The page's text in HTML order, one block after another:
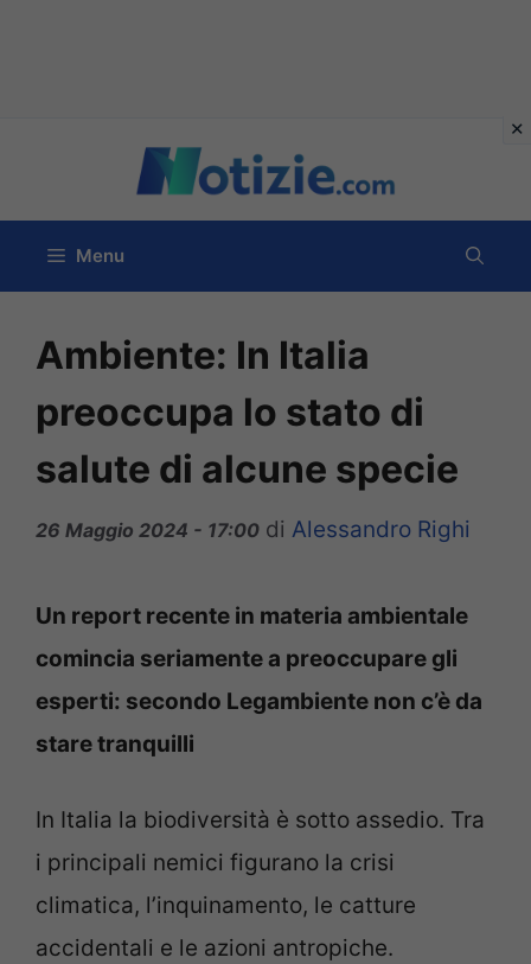
contenuto
Menu
Ambiente: In Italia
preoccupa lo stato di
salute di alcune specie
26 Maggio 2024 - 17:00 di Alessandro Righi
Un report recente in materia ambientale
comincia seriamente a preoccupare gli
esperti: secondo Legambiente non c’è da
stare tranquilli
In Italia la biodiversità è sotto assedio. Tra
i principali nemici figurano la crisi
climatica, l’inquinamento, le catture
accidentali e le azioni antropiche.